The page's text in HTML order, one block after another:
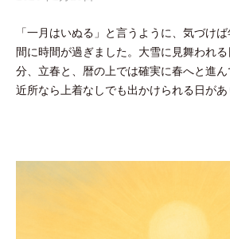
吉
田
豪
「一月はいぬる」と言うように、気づけ
間に時間が過ぎました。大雪に見舞われ
分、立春と、暦の上では確実に春へと進ん
近所なら上着なしでも出かけられる日が